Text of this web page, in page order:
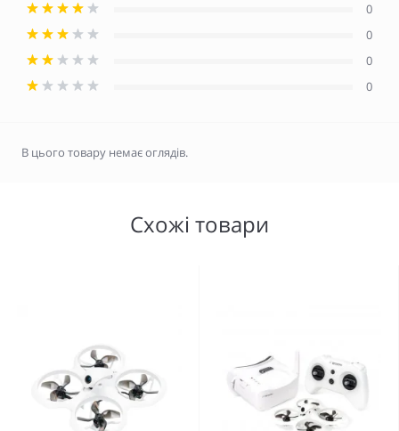
0
0
0
0
В цього товару немає оглядів.
Схожі товари